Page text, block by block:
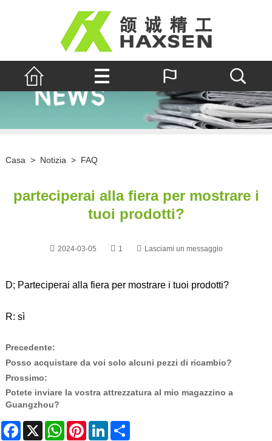
Casa > Notizia > FAQ
parteciperai alla fiera per mostrare i
tuoi prodotti?
2024-03-05 1 Lasciami un messaggio
D; Parteciperai alla fiera per mostrare i tuoi prodotti?
R: sì
Precedente:
Posso acquistare da voi solo alcuni pezzi di ricambio?
Prossimo:
Potete inviare la vostra attrezzatura al mio magazzino a
Guangzhou?
Facebook WhatsAppPinterestLinkedIn